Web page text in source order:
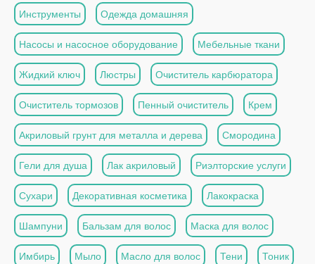
Инструменты Одежда домашняя
Насосы и насосное оборудование Мебельные ткани
Жидкий ключ Люстры Очиститель карбюратора
Очиститель тормозов Пенный очиститель Крем
Акриловый грунт для металла и дерева Смородина
Гели для душа Лак акриловый Риэлторские услуги
Сухари Декоративная косметика Лакокраска
Шампуни Бальзам для волос Маска для волос
Имбирь Мыло Масло для волос Тени Тоник